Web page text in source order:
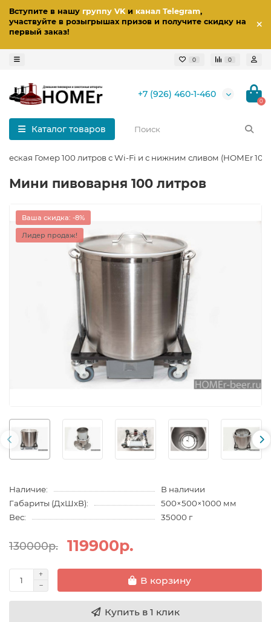
Вступите в нашу группу VKи канал Telegram,
участвуйте в розыгрышах призов и получите скидку на
первый заказ!
0 0
+7 (926) 460-1-460
0
Каталог товаров
Гомер 100 литров с Wi-Fi и с нижним сливом (HOMEr 100)
Мини пивоварня 100 литров
Ваша скидка: -8%
Лидер продаж!
Наличие:
В наличии
Габариты (ДхШхВ):
500×500×1000 мм
Вес:
35000 г
130000р. 119900р.
В корзину
Купить в 1 клик